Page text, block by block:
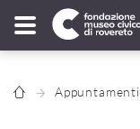
Appuntamenti